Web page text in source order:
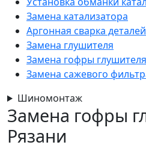
Замена катализатора
Аргонная сварка
Замена глушителя
Замена гофры глушителя
Замена сажевого
Шиномонтаж
Замена гофры
Рязани